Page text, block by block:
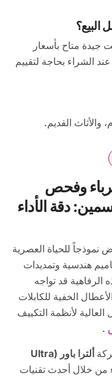
البيع؟
جيدة متاح بأسعار
الشراء بحاجة لتقييم
وفحص
دقة الأداء
نموذجاً للحياة العصرية
هندسية وتمديدات
الرفاهية قد تواجه
الخفية للكابلات
لأنظمة التكييف
.
ألترا باور (Ultra
من خلال أحدث تقنيات